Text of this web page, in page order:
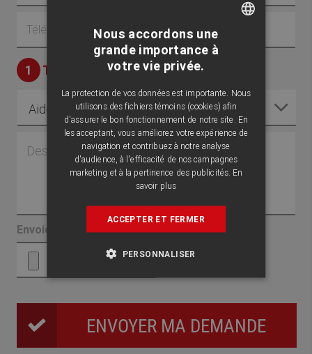
1 TYPE D'INFESTATION
d'infestation
Envoie de fichier ou photo
FRENCH
Nous accordons une
grande importance à
votre vie privée.
La protection de vos données est importante. Nous
utilisons des fichiers témoins (cookies) afin
d'assurer le bon fonctionnement de notre site. En
les acceptant, vous améliorez votre expérience de
navigation et contribuez à notre analyse
d'audience, à l'efficacité de nos campagnes
marketing et à la pertinence des publicités. En
savoir plus
ACCEPTER ET FERMER
PERSONNALISER